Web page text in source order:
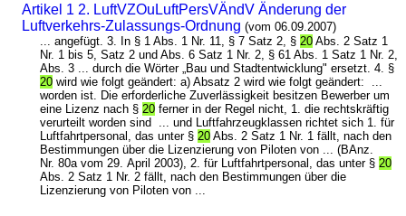
Artikel 1 2. LuftVZOuLuftPersVÄndV Änderung der
Luftverkehrs-Zulassungs-Ordnung (vom 06.09.2007)
... angefügt. 3. In § 1 Abs. 1 Nr. 11, § 7 Satz 2, § 20 Abs. 2 Satz 1
Nr. 1 bis 5, Satz 2 und Abs. 6 Satz 1 Nr. 2, § 61 Abs. 1 Satz 1 Nr. 2,
Abs. 3 ... durch die Wörter „Bau und Stadtentwicklung" ersetzt. 4. §
20 wird wie folgt geändert: a) Absatz 2 wird wie folgt geändert: ...
worden ist. Die erforderliche Zuverlässigkeit besitzen Bewerber um
eine Lizenz nach § 20 ferner in der Regel nicht, 1. die rechtskräftig
verurteilt worden sind ... und Luftfahrzeugklassen richtet sich 1. für
Luftfahrtpersonal, das unter § 20 Abs. 2 Satz 1 Nr. 1 fällt, nach den
Bestimmungen über die Lizenzierung von Piloten von ... (BAnz.
Nr. 80a vom 29. April 2003), 2. für Luftfahrtpersonal, das unter § 20
Abs. 2 Satz 1 Nr. 2 fällt, nach den Bestimmungen über die
Lizenzierung von Piloten von ...